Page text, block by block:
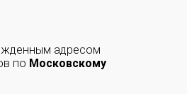
адресом
по Московскому